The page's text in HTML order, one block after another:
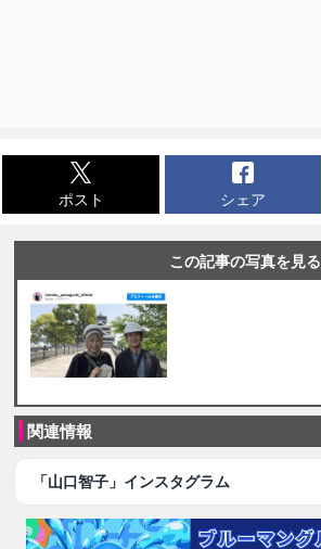
ポスト シェア
この記事の写真を見る
関連情報
「山口智子」インスタグラム